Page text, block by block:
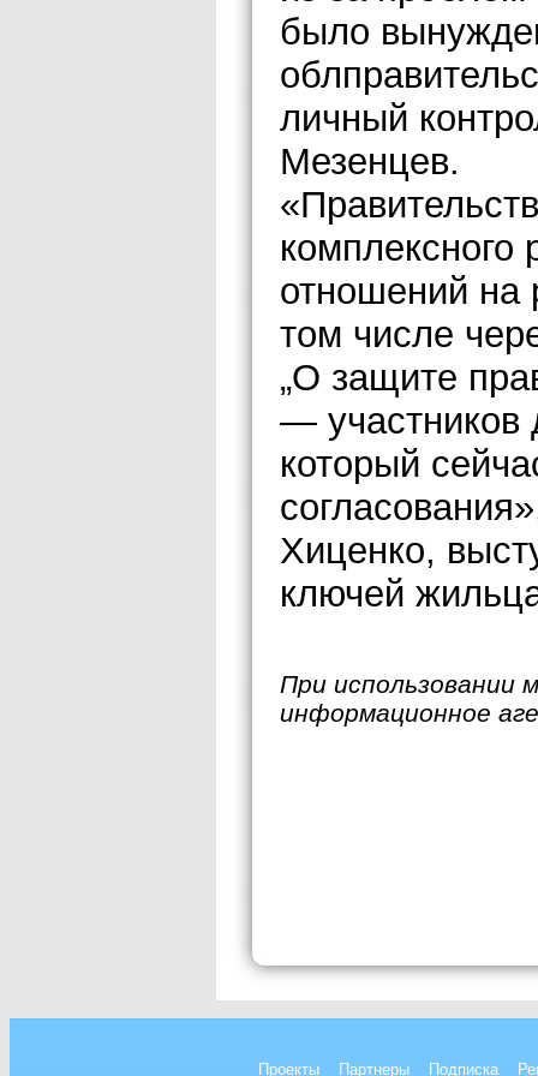
было
личный
Мезенцев.
комплексного
отношений на
том числе
„О защите
— участников
который
Хиценко,
ключей
При использовании
информационное
Проекты Партнеры Подписка